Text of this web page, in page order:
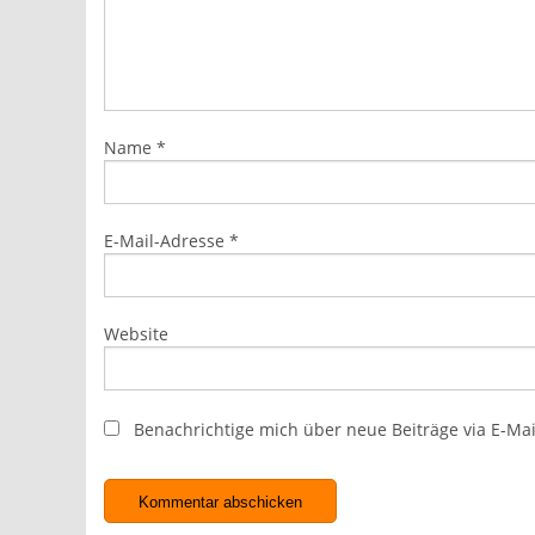
Name *
E-Mail-Adresse *
Website
Benachrichtige mich über neue Beiträge via E-